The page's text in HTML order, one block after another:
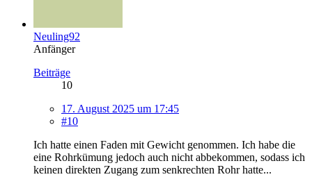
Neuling92
Anfänger
Beiträge
10
17. August 2025 um 17:45
#10
Ich hatte einen Faden mit Gewicht genommen. Ich habe die
eine Rohrkümung jedoch auch nicht abbekommen, sodass ich
keinen direkten Zugang zum senkrechten Rohr hatte...